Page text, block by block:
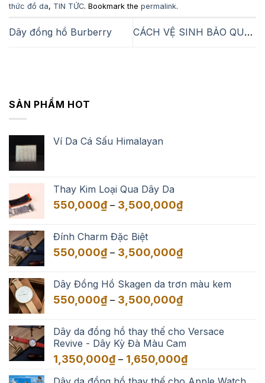
thức đồ da, TIN TỨC. Bookmark the permalink.
Dây đồng hồ Burberry CÁCH VỆ SINH BẢO QUẢN DÂY ĐỒNG HỒ DA
SẢN PHẨM HOT
Ví Da Cá Sấu Himalayan
Thay Kim Loại Qua Dây Da
550,000₫ – 3,500,000₫Khoảng
đến
Đính Charm Đặc Biệt
550,000₫ – 3,500,000₫Khoảng
550,000₫
đến
Dây Đồng Hồ Skagen da trơn màu kem
550,000₫ – 3,500,000₫Khoảng
550,000₫
đến
3,500,000₫
Dây da đồng hồ thay thế cho Versace
Revive - Dây Kỳ Đà Màu Cam
1,350,000₫ – 1,650,000₫Khoảng